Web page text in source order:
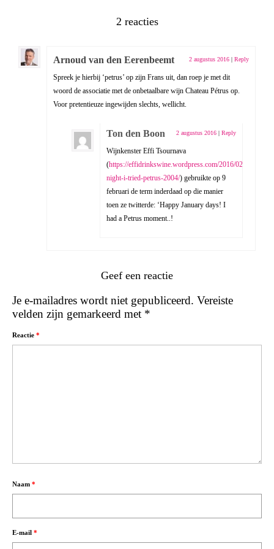
2 reacties
Arnoud van den Eerenbeemt 2 augustus 2016 | Reply
Spreek je hierbij ‘petrus’ op zijn Frans uit, dan roep je met dit
woord de associatie met de onbetaalbare wijn Chateau Pétrus op.
Voor pretentieuze ingewijden slechts, wellicht.
Ton den Boon 2 augustus 2016 | Reply
Wijnkenster Effi Tsournava
(https://effidrinkswine.wordpress.com/2016/02/08/the-
night-i-tried-petrus-2004/) gebruikte op 9
februari de term inderdaad op die manier
toen ze twitterde: ‘Happy January days! I
had a Petrus moment..!
Geef een reactie
Je e-mailadres wordt niet gepubliceerd. Vereiste
velden zijn gemarkeerd met *
Reactie *
Naam *
E-mail *